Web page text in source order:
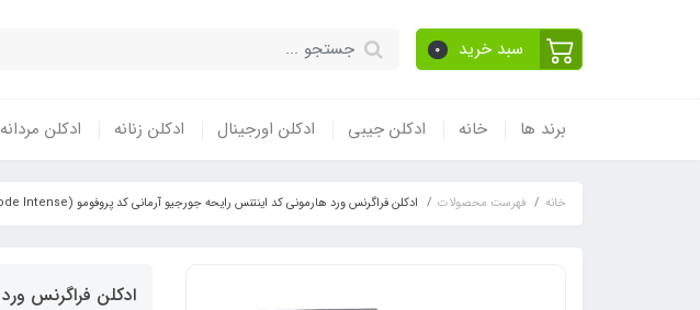
سبد خرید 0
برند ها خانه ادکلن جیبی ادکلن اورجینال ادکلن زنانه ادکلن مردانه
خانه فهرست محصولات ادکلن فراگرنس ورد هارمونی کد اینتنس رایحه جورجیو آرمانی کد پروفومو (Harmony Code Intense)Armani Code Profumo